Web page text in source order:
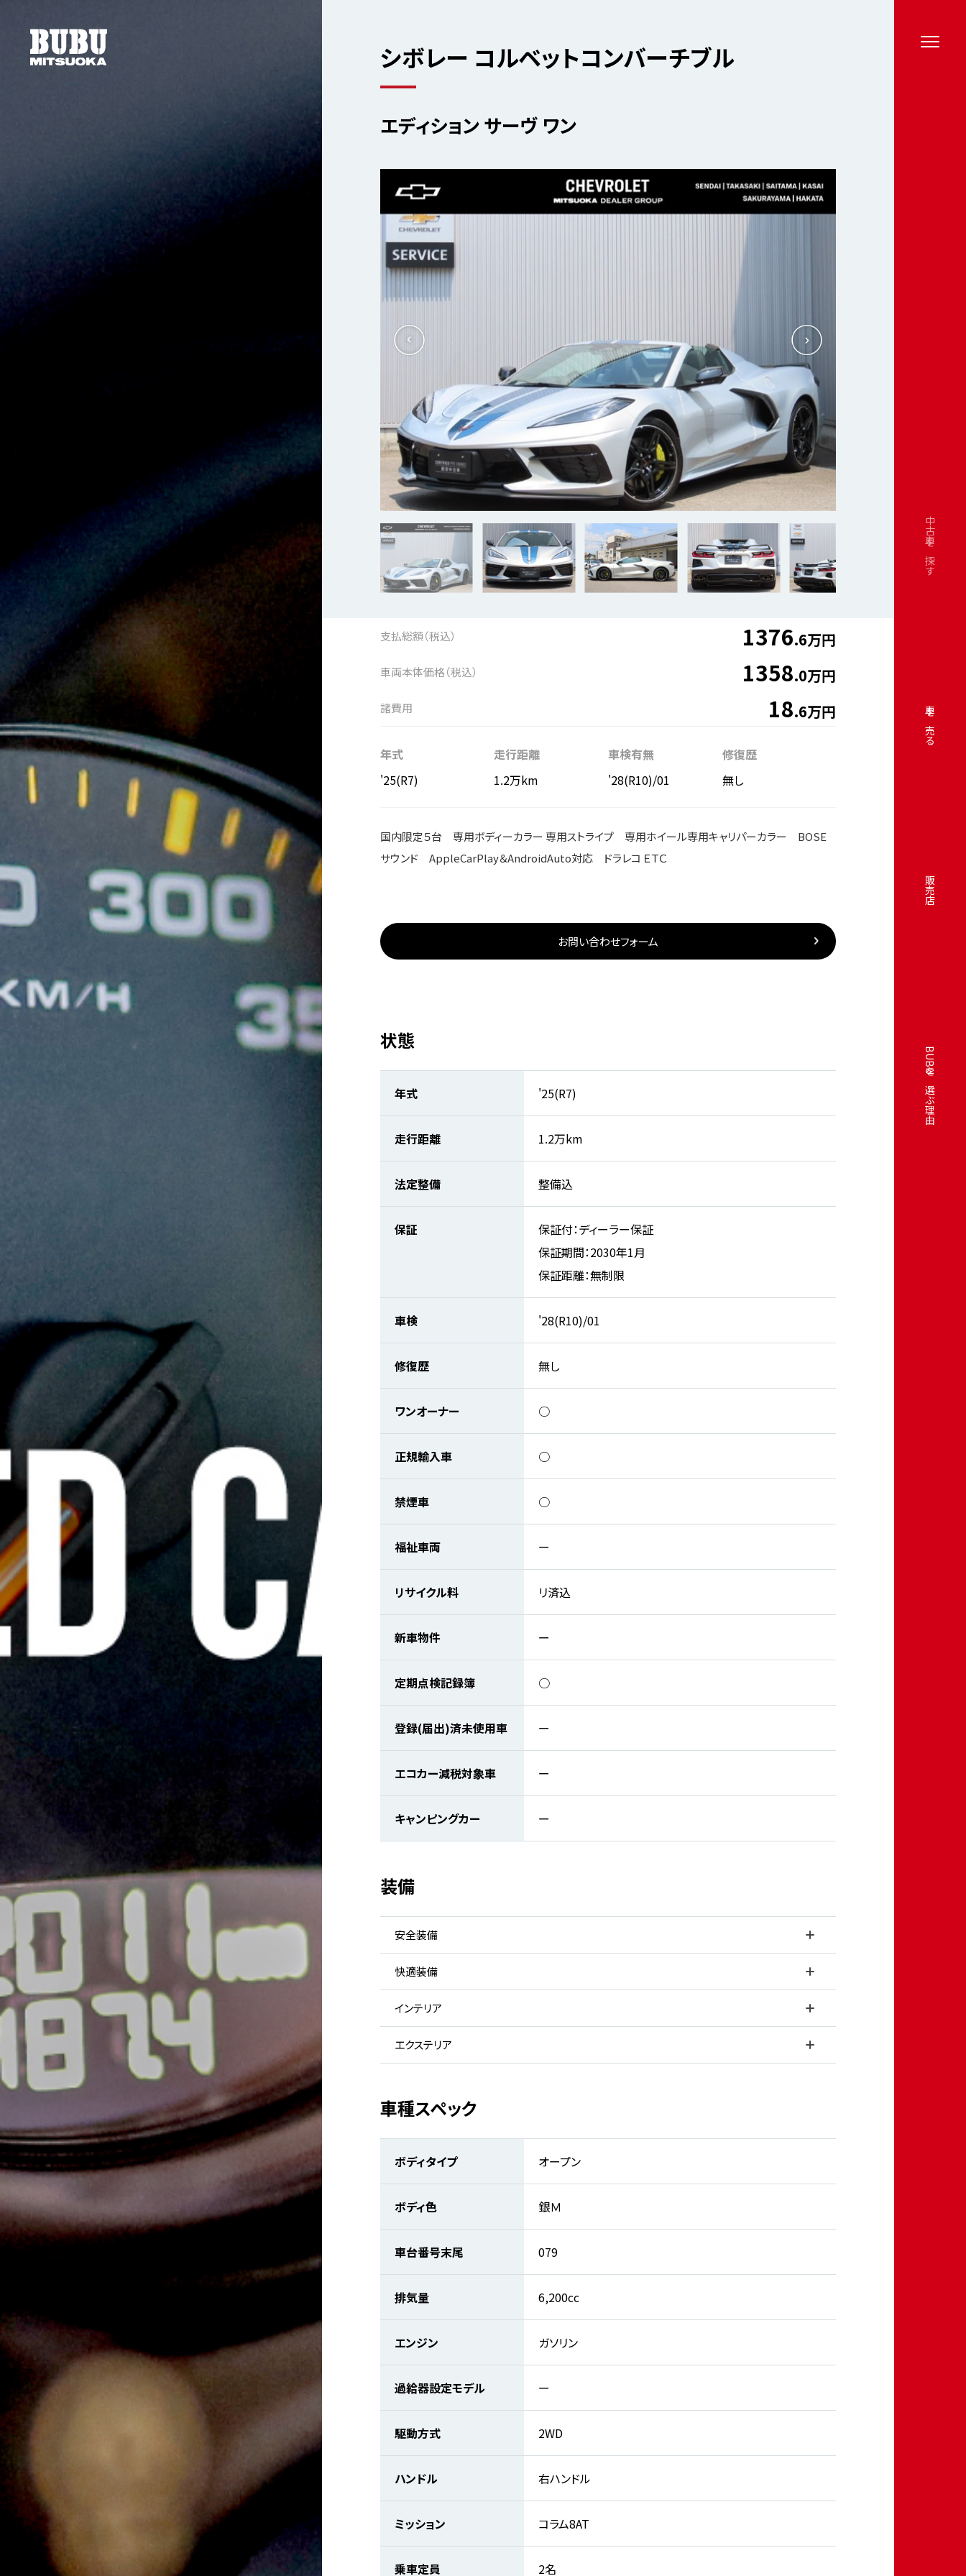
中古車を探す
車を売る
販売店
BUBUを選ぶ理由
シボレー コルベットコンバーチブル
エディション サーヴ ワン
支払総額（税込） 1376.6万円
車両本体価格（税込） 1358.0万円
諸費用 18.6万円
年式
'25(R7)
走行距離
1.2万km
車検有無
'28(R10)/01
修復歴
無し
国内限定５台 専用ボディーカラー 専用ストライプ 専用ホイール専用キャリパーカラー BOSE
サウンド AppleCarPlay＆AndroidAuto対応 ドラレコ ＥＴＣ
お問い合わせフォーム
状態
年式 '25(R7)
走行距離 1.2万km
法定整備 整備込
保証
保証付：ディーラー保証
保証期間：2030年1月
保証距離：無制限
車検 '28(R10)/01
修復歴 無し
ワンオーナー ○
正規輸入車 ○
禁煙車 ○
福祉車両 ー
リサイクル料 リ済込
新車物件 ー
定期点検記録簿 ○
登録(届出)済未使用車 ー
エコカー減税対象車 ー
キャンピングカー ー
装備
安全装備
快適装備
インテリア
エクステリア
車種スペック
ボディタイプ オープン
ボディ色 銀Ｍ
車台番号末尾 079
排気量 6,200cc
エンジン ガソリン
過給器設定モデル ー
駆動方式 2WD
ハンドル 右ハンドル
ミッション コラム8AT
乗車定員 2名